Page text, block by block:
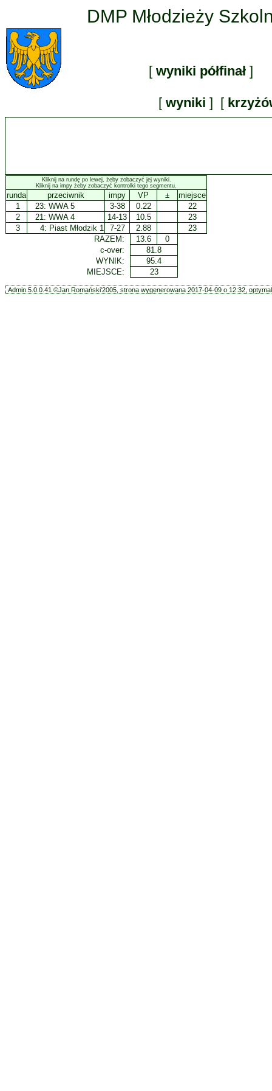
DMP Młodzieży
[ wyniki półfinał ]
[wyniki ] [
Kliknij na rundę po lewej, żeby zobaczyć jej wyniki.
Kliknij na impy żeby zobaczyć kontrolki tego segmentu.
runda przeciwnik impy VP ±
miejsce
1
23: WWA 5 3-38 0.22
22
2
21: WWA 4 14-13 10.5
23
3
4: Piast Młodzik 1 7-27 2.88
23
RAZEM:
13.6
0
c-over:
81.8
WYNIK:
95.4
MIEJSCE:
23
Admin.5.0.0.41 ©Jan Romański'2005, strona wygenerowana 2017-04-09 o 12:32,